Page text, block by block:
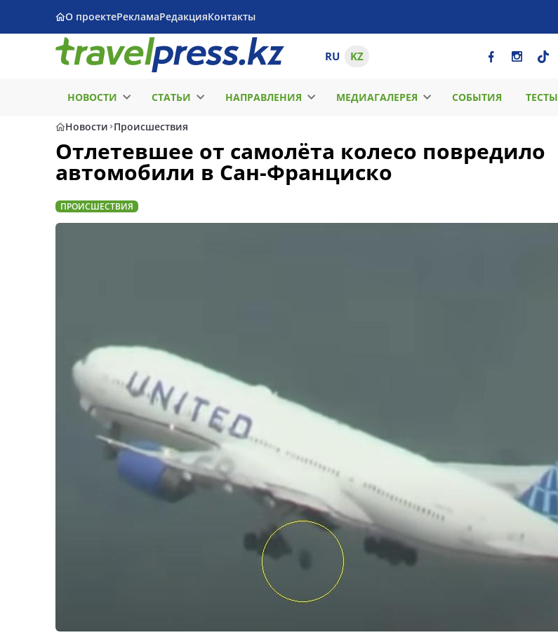
О проектеРекламаРедакцияКонтакты
RU KZ
НОВОСТИ СТАТЬИ НАПРАВЛЕНИЯ МЕДИАГАЛЕРЕЯ СОБЫТИЯ ТЕСТЫ
Новости Происшествия
Отлетевшее от самолёта колесо повредило
автомобили в Сан-Франциско
ПРОИСШЕСТВИЯ